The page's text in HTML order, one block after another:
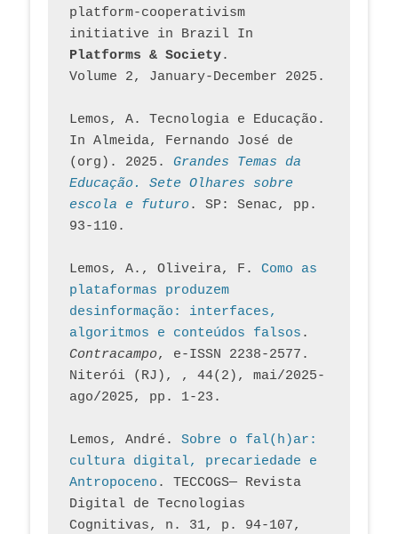
platform-cooperativism
initiative in Brazil In
Platforms & Society.
Volume 2, January-December 2025.
Lemos, A. Tecnologia e Educação.
In Almeida, Fernando José de
(org). 2025. Grandes Temas da
Educação. Sete Olhares sobre
escola e futuro. SP: Senac, pp.
93-110.
Lemos, A., Oliveira, F. Como as
plataformas produzem
desinformação: interfaces,
algoritmos e conteúdos falsos
Contracampo, e-ISSN 2238-2577.
Niterói (RJ), , 44(2), mai/2025-
ago/2025, pp. 1-23.
Lemos, André. Sobre o fal(h)ar:
cultura digital, precariedade e
Antropoceno . TECCOGS— Revista
Digital de Tecnologias
Cognitivas, n. 31, p. 94-107,